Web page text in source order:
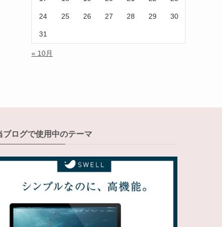
24 25 26 27 28 29 30
31
« 10月
ブログで使用中のテーマ